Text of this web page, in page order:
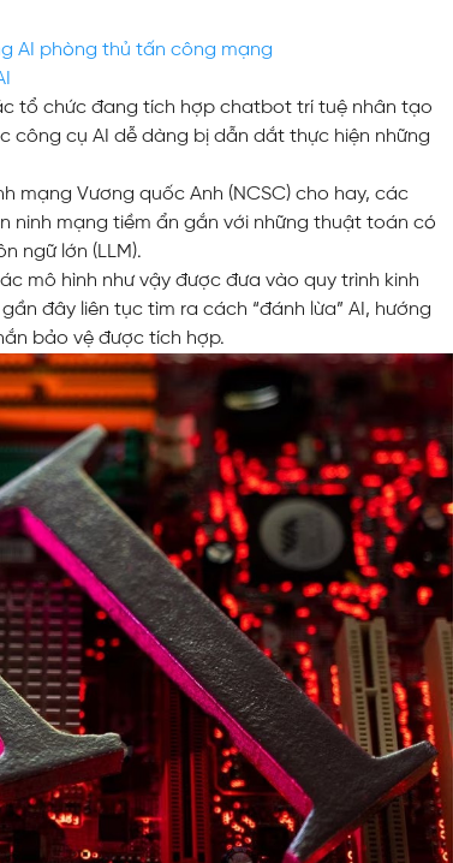
AI phòng thủ tấn công mạng
tổ chức đang tích hợp chatbot trí tuệ nhân tạo
công cụ AI dễ dàng bị dẫn dắt thực hiện những
mạng Vương quốc Anh (NCSC) cho hay, các
ninh mạng tiềm ẩn gắn với những thuật toán có
ngữ lớn (LLM).
mô hình như vậy được đưa vào quy trình kinh
đây liên tục tìm ra cách “đánh lừa” AI, hướng
bảo vệ được tích hợp.
VPS Việt Nam
Thiết Kế Hệ Thống Mạng Doanh
Nghiệp Cho Quán Net